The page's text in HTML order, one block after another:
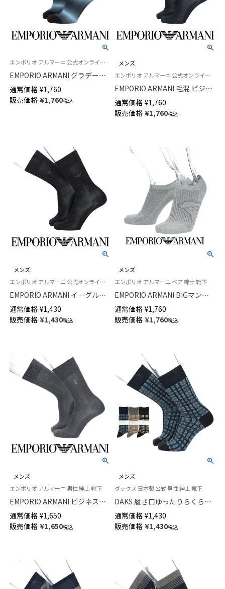
エンポリオ アルマーニ 公式オンラインショップ 紳士 靴下
EMPORIO ARMANI グラデーシ
ョンプリントボックスイーグル
ショート丈 カジュアル ソック
ス メンズ 02322390
通常価格 ¥1,760
販売価格 ¥1,760税込
メンズ
エンポリオ アルマーニ 公式オンラインショップ 紳士 靴下
EMPORIO ARMANI 毛混 ビジネ
スソックス イーグル刺しゅう
リブ クルー丈 メンズ 02315106
通常価格 ¥1,760
販売価格 ¥1,760税込
メンズ
エンポリオ アルマーニ 公式オンラインショップ 紳士 靴下
EMPORIO ARMANI イーグル＆
復刻マンガベアシルエット クル
ー丈 ビジネス ソックス メンズ
02312580
通常価格 ¥1,430
販売価格 ¥1,430税込
メンズ
エンポリオ アルマーニ ベア 紳士 靴下
EMPORIO ARMANI BIGマンガ
ベア スニーカー丈 ソックス メ
ンズ 02322393
通常価格 ¥1,760
販売価格 ¥1,760税込
メンズ
エンポリオ アルマーニ 男性 紳士 靴下
EMPORIO ARMANI ビジネスソ
ックス スモールベアサイドスト
ライプ ワンポイントベア刺しゅ
う クルー丈 メンズ 02312569
通常価格 ¥1,650
販売価格 ¥1,650税込
メンズ
ダックス 日本製 公式 男性 紳士 靴下
DAKS 履き口ゆったりらくらく
ガーゼ編み アクリル毛混 かか
としっかりホールド 格子柄ジャ
ガード クルー丈 メンズ カジュ
通常価格 ¥1,430
販売価格 ¥1,430税込